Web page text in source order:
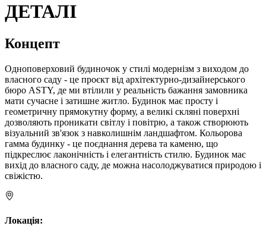
ДЕТАЛІ
Концепт
Одноповерховий будиночок у стилі модернізм з виходом до
власного саду - це проєкт від архітектурно-дизайнерського
бюро ASTY, де ми втілили у реальність бажання замовника
мати сучасне і затишне житло. Будинок має просту і
геометричну прямокутну форму, а великі скляні поверхні
дозволяють проникати світлу і повітрю, а також створюють
візуальний зв'язок з навколишнім ландшафтом. Кольорова
гамма будинку - це поєднання дерева та каменю, що
підкреслює лаконічність і елегантність стилю. Будинок має
вихід до власного саду, де можна насолоджуватися природою і
свіжістю.
Локація: